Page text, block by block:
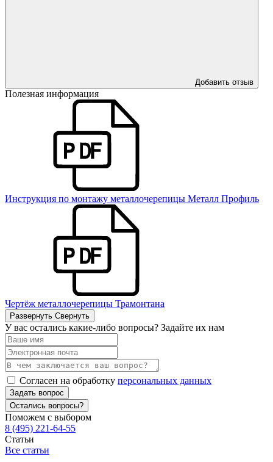
Добавить отзыв
Полезная информация
Инструкция по монтажу металлочерепицы Металл Профиль
Чертёж металлочерепицы Трамонтана
Развернуть Свернуть
У вас остались какие-либо вопросы? Задайте их нам
Согласен на обработку персональных данных
Задать вопрос
Остались вопросы?
Поможем с выбором
8 (495) 221-64-55
Статьи
Все статьи